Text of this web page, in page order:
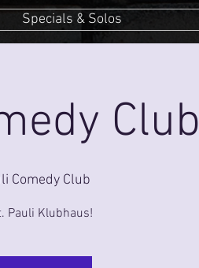
Specials & Solos
Club
Comedy Club
Pauli Klubhaus!